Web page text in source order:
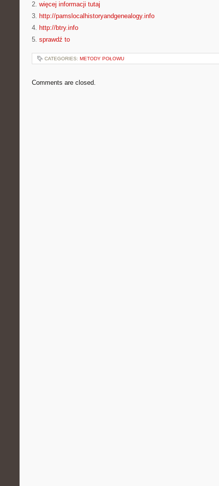
2. więcej informacji tutaj
3. http://pamslocalhistoryandgenealogy.info
4. http://btry.info
5. sprawdź to
CATEGORIES: METODY POŁOWU
Comments are closed.